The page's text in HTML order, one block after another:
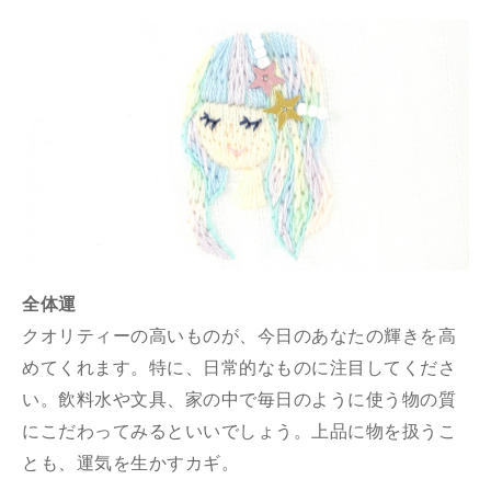
全体運
クオリティーの高いものが、今日のあなたの輝きを高
めてくれます。特に、日常的なものに注目してくださ
い。飲料水や文具、家の中で毎日のように使う物の質
にこだわってみるといいでしょう。上品に物を扱うこ
とも、運気を生かすカギ。